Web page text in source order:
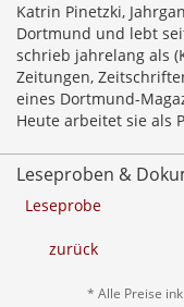
Katrin Pinetzki,
Dortmund und lebt
schrieb jahrelang als
Zeitungen,
eines Dortmund-
Heute arbeitet sie als
Leseproben &
Leseprobe
zurück
* Alle Preise